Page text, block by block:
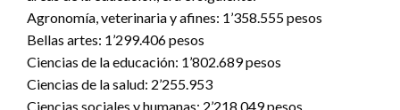
Agronomía, veterinaria y afines: 1’358.555 pesos
Bellas artes: 1’299.406 pesos
Ciencias de la educación: 1’802.689 pesos
Ciencias de la salud: 2’255.953
Ciencias sociales y humanas: 2’218.049 pesos